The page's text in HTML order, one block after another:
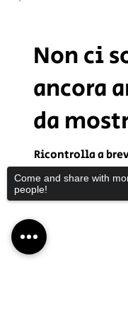
Non ci
ancora
da
Ricontrolla a
Come and share with
people!